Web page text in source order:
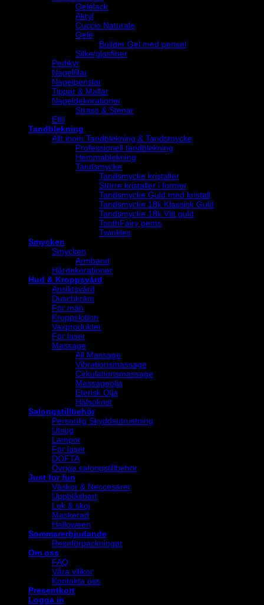
Gelélack
Akryl
Cuccio Naturale
Gelé
Builder Gel med pensel
Silke/glasfiber
Pedikyr
Nagelfilar
Nagelpenslar
Tippar & Mallar
Nageldekorationer
Strass & Stenar
Elfil
Tandblekning
Allt inom Tandblekning & Tandsmycke
Professionell tandblekning
Hemmablekning
Tandsmycke
Tandsmycke kristaller
Större kristaller i former
Tandsmycke Guld med kristall
Tandsmycke 18k Klassisk Guld
Tandsmycke 18k Vitt guld
ToothFairy gems
Twinkles
Smycken
Smycken
Armband
Hårdekorationer
Hud & Kroppsvård
Ansiktsvård
Duschkräm
För män
Kroppslotion
Vaxprodukter
För laser
Massage
All Massage
Vibrationsmassage
Cirkulationsmassage
Massageolja
Eterisk Olja
Hälsokost
Salongstillbehör
Personlig Skyddsutrustning
Utsug
Lampor
För laser
DOFTA
Övriga salongstillbehör
Just for fun
Väskor & Neccesärer
Uppblåsbart
Lek & skoj
Maskerad
Halloween
Sommarerbjudande
Reseförpackningar
Om oss
FAQ
Våra villkor
Kontakta oss
Presentkort
Logga in